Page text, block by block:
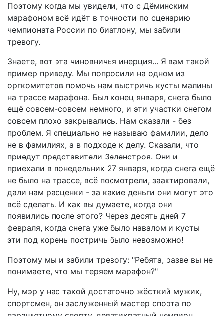
Поэтому когда мы увидели, что с Дёминским
марафоном всё идёт в точности по сценарию
чемпионата России по биатлону, мы забили
тревогу.
Знаете, вот эта чиновничья инерция... Я вам такой
пример приведу. Мы попросили на одном из
оргкомитетов помочь нам выстричь кусты малины
на трассе марафона. Был конец января, снега было
ещё совсем-совсем немного, и эти участки снегом
совсем плохо закрывались. Нам сказали - без
проблем. Я специально не называю фамилии, дело
не в фамилиях, а в подходе к делу. Сказали, что
приедут представители Зеленстроя. Они и
приехали в понедельник 27 января, когда снега ещё
не было на трассе, всё посмотрели, заактировали,
дали нам расценки - за какие деньги они могут это
всё сделать. И как вы думаете, когда они
появились после этого? Через десять дней 7
февраля, когда снега уже было навалом и кусты
эти под корень постричь было невозможно!
Поэтому мы и забили тревогу: "Ребята, разве вы не
понимаете, что мы теряем марафон?"
Ну, мэр у нас такой достаточно жёсткий мужик,
спортсмен, он заслуженный мастер спорта по